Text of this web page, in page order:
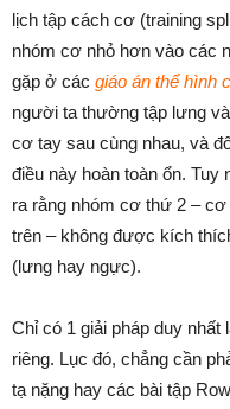
lịch tập cách cơ (training
nhóm cơ nhỏ hơn vào các
gặp ở các giáo án thể hình
người ta thường tập lưng
cơ tay sau cùng nhau, và
điều này hoàn toàn ổn. Tuy
ra rằng nhóm cơ thứ 2 –
trên – không được kích
(lưng hay ngực).
Chỉ có 1 giải pháp duy nhất
riêng. Lục đó, chẳng cần
tạ nặng hay các bài tập